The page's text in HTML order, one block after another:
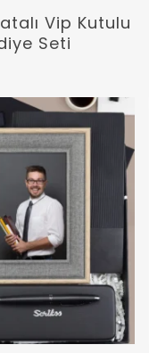
Oku
Vip Kutulu
Seti